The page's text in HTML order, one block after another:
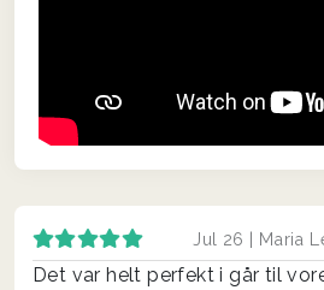
Jul 26 | Maria
Det var helt perfekt i går til